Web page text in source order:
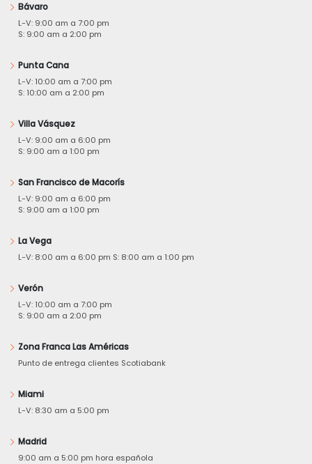
Bávaro
L-V: 9:00 am a 7:00 pm
S: 9:00 am a 2:00 pm
Punta Cana
L-V: 10:00 am a 7:00 pm
S: 10:00 am a 2:00 pm
Villa Vásquez
L-V: 9:00 am a 6:00 pm
S: 9:00 am a 1:00 pm
San Francisco de Macorís
L-V: 9:00 am a 6:00 pm
S: 9:00 am a 1:00 pm
La Vega
L-V: 8:00 am a 6:00 pm S: 8:00 am a 1:00 pm
Verón
L-V: 10:00 am a 7:00 pm
S: 9:00 am a 2:00 pm
Zona Franca Las Américas
Punto de entrega clientes Scotiabank
Miami
L-V: 8:30 am a 5:00 pm
Madrid
9:00 am a 5:00 pm hora española